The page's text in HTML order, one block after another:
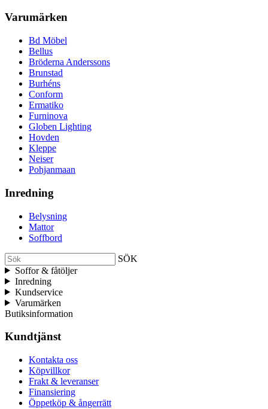
Varumärken
Bd Möbel
Bellus
Bröderna Anderssons
Brunstad
Burhéns
Conform
Ermatiko
Furninova
Globen Lighting
Hovden
Kleppe
Neiser
Pohjanmaan
Inredning
Belysning
Mattor
Soffbord
SÖK
Soffor & fåtöljer
Inredning
Kundservice
Varumärken
Butiksinformation
Kundtjänst
Kontakta oss
Köpvillkor
Frakt & leveranser
Finansiering
Öppetköp & ångerrätt